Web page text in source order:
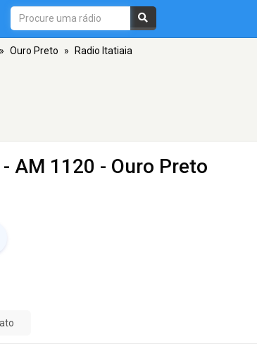
» Ouro Preto » Radio Itatiaia
- AM 1120 - Ouro Preto